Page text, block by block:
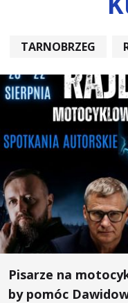
TARNOBRZEG
Pisarze na
by pomóc